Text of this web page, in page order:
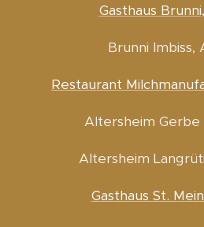
Gasthaus
Brunni Imbiss,
Restaurant
Altersheim Gerbe
Altersheim
Gasthaus St.